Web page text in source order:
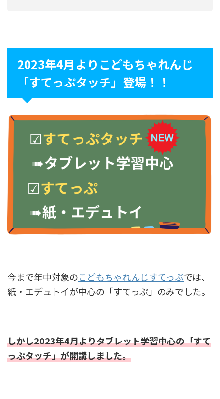
2023年4月よりこどもちゃれんじ
「すてっぷタッチ」登場！！
今まで年中対象のこどもちゃれんじすてっぷでは、
紙・エデュトイが中心の「すてっぷ」のみでした。
しかし2023年4月よりタブレット学習中心の「すて
っぷタッチ」が開講しました。